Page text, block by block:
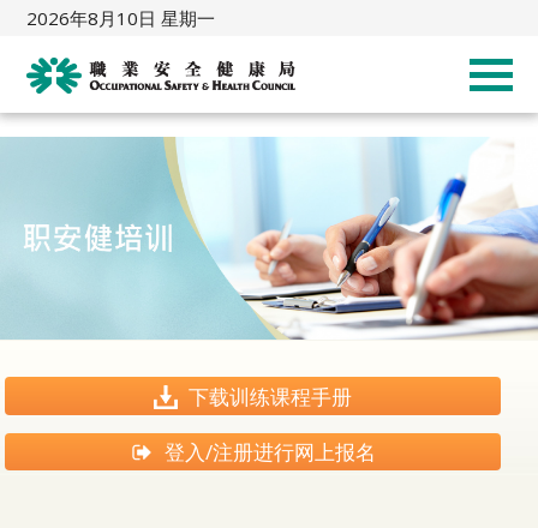
2026年8月10日 星期一
下载训练课程手册
登入/注册进行网上报名